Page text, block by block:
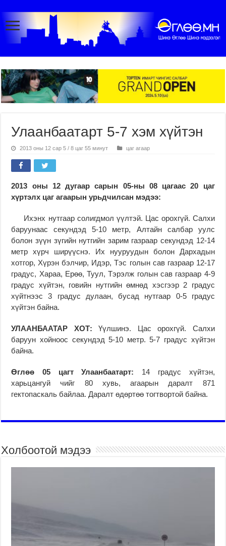
Улаанбаатарт 5-7 хэм хүйтэн
2013 оны 12 сар 5 / 8 цаг 55 минут цаг агаар
2013 оны 12 дугаар сарын 05-ны 08 цагаас 20 цаг
хүртэлх цагагаарын урьдчилсан мэдээ:
Ихэнх нутгаар солигдмол үүлтэй. Цас орохгүй. Салхи
баруунаас секундэд 5-10 метр, Алтайн салбар уулс
болон зүүн зүгийн нутгийн зарим газраар секундэд 12-14
метр хүрч ширүүснэ. Их нууруудын болон Дархадын
хотгор, Хүрэн бэлчир, Идэр, Тэс голын сав газраар 12-17
градус, Хараа, Ерөө, Туул, Тэрэлж голын сав газраар 4-9
градус хүйтэн, говийн нутгийн өмнөд хэсгээр 2 градус
хүйтнээс 3 градус дулаан, бусад нутгаар 0-5 градус
хүйтэн байна.
УЛААНБААТАР ХОТ: Үүлшинэ. Цас орохгүй. Салхи
баруун хойноос секундэд 5-10 метр. 5-7 градус хүйтэн
байна.
Өглөө 05 цагт Улаанбаатарт: 14 градус хүйтэн,
харьцангуй чийг 80 хувь, агаарын даралт 871
гектопаскаль байлаа. Даралт өдөртөө тогтвортой байна.
Холбоотой мэдээ